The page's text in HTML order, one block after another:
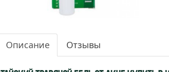
Описание Отзывы